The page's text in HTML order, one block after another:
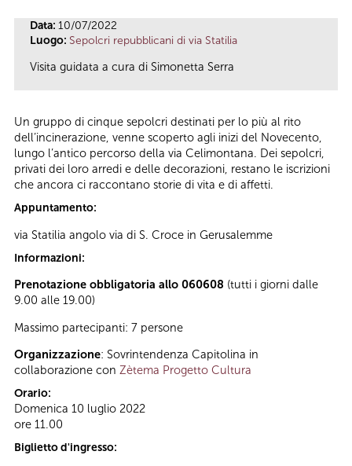
Data: 10/07/2022
Luogo: Sepolcri repubblicani di via Statilia
Visita guidata a cura di Simonetta Serra
Un gruppo di cinque sepolcri destinati per lo più al rito
dell’incinerazione, venne scoperto agli inizi del Novecento,
lungo l’antico percorso della via Celimontana. Dei sepolcri,
privati dei loro arredi e delle decorazioni, restano le iscrizioni
che ancora ci raccontano storie di vita e di affetti.
Appuntamento:
via Statilia angolo via di S. Croce in Gerusalemme
Informazioni:
Prenotazione obbligatoria allo 060608 (tutti i giorni dalle
9.00 alle 19.00)
Massimo partecipanti: 7 persone
Organizzazione: Sovrintendenza Capitolina in
collaborazione con Zètema Progetto Cultura
Orario:
Domenica 10 luglio 2022
ore 11.00
Biglietto d'ingresso: